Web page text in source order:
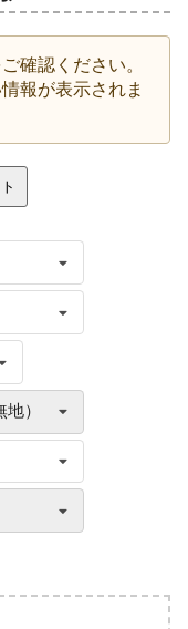
確認ください。
報が表示されま
）